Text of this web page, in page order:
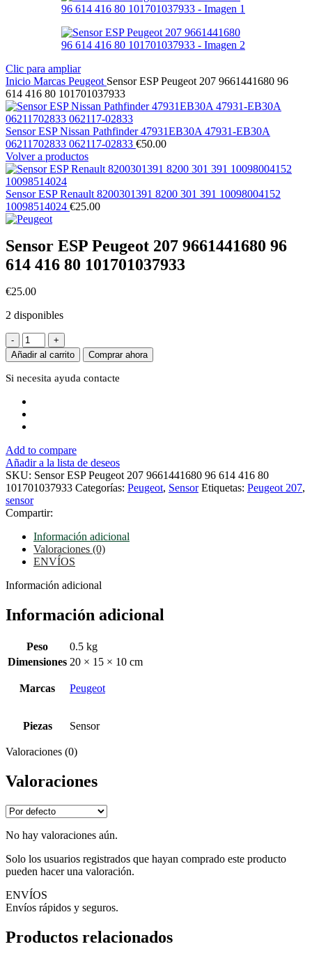
Clic para ampliar
Inicio Marcas Peugeot Sensor ESP Peugeot 207 9661441680 96
614 416 80 101701037933
Sensor ESP Nissan Pathfinder 47931EB30A 47931-EB30A
06211702833 062117-02833 €50.00
Volver a productos
Sensor ESP Renault 8200301391 8200 301 391 10098004152
10098514024 €25.00
Sensor ESP Peugeot 207 9661441680 96
614 416 80 101701037933
€25.00
2 disponibles
Sensor
ESP
Peugeot
207
96
614
416
101701037933
cantidad
Añadir al carrito Comprar ahora
Si necesita ayuda contacte
Add to compare
Añadir a la lista de deseos
SKU: Sensor ESP Peugeot 207 9661441680 96 614 416 80
101701037933 Categorías: Peugeot, Sensor Etiquetas: Peugeot 207,
sensor
Compartir:
Información adicional
Valoraciones (0)
ENVÍOS
Información adicional
Información adicional
Peso
0.5 kg
Dimensiones 20 × 15 × 10 cm
Marcas Peugeot
Piezas Sensor
Valoraciones (0)
Valoraciones
No hay valoraciones aún.
Solo los usuarios registrados que hayan comprado este producto
pueden hacer una valoración.
ENVÍOS
Envíos rápidos y seguros.
Productos relacionados